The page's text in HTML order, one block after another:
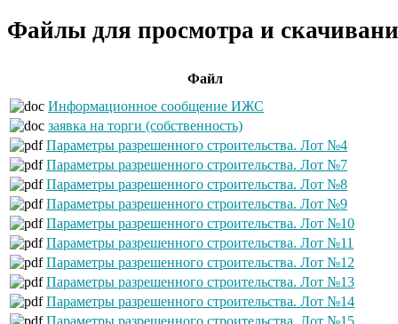
Файлы для просмотра и
Файл
Информационное сообщение ИЖС
заявка на торги (собственность)
Параметры разрешенного строительства. Лот №4
Параметры разрешенного строительства. Лот №7
Параметры разрешенного строительства. Лот №8
Параметры разрешенного строительства. Лот №9
Параметры разрешенного строительства. Лот №10
Параметры разрешенного строительства. Лот №11
Параметры разрешенного строительства. Лот №12
Параметры разрешенного строительства. Лот №13
Параметры разрешенного строительства. Лот №14